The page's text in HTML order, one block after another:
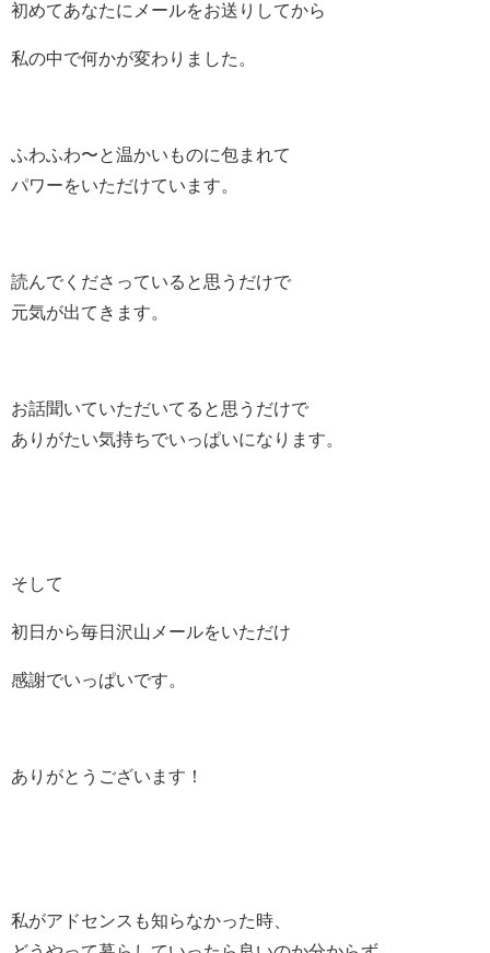
初めてあなたにメールをお送りしてから
私の中で何かが変わりました。
ふわふわ〜と温かいものに包まれて
パワーをいただけています。
読んでくださっていると思うだけで
元気が出てきます。
お話聞いていただいてると思うだけで
ありがたい気持ちでいっぱいになります。
そして
初日から毎日沢山メールをいただけ
感謝でいっぱいです。
ありがとうございます！
私がアドセンスも知らなかった時、